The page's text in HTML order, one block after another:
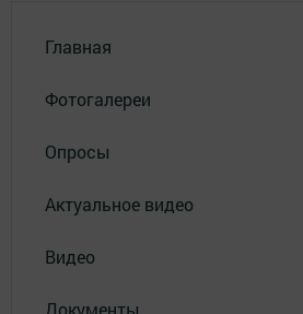
Главная
Фотогалереи
Опросы
Актуальное видео
Видео
Документы